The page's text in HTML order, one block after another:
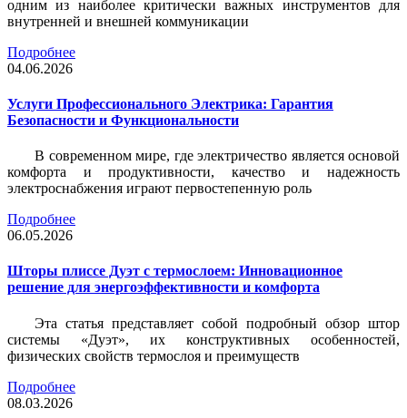
одним из наиболее критически важных инструментов для
внутренней и внешней коммуникации
Подробнее
04.06.2026
Услуги Профессионального Электрика: Гарантия
Безопасности и Функциональности
В современном мире, где электричество является основой
комфорта и продуктивности, качество и надежность
электроснабжения играют первостепенную роль
Подробнее
06.05.2026
Шторы плиссе Дуэт с термослоем: Инновационное
решение для энергоэффективности и комфорта
Эта статья представляет собой подробный обзор штор
системы «Дуэт», их конструктивных особенностей,
физических свойств термослоя и преимуществ
Подробнее
08.03.2026